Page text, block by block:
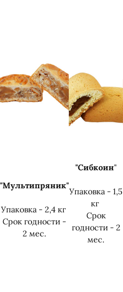
"Мультипряник"
Упаковка - 2,4 кг
Срок годности -
2 мес.
"Сибкоин"
Упаковка - 1,5
кг
Срок
годности - 2
мес.